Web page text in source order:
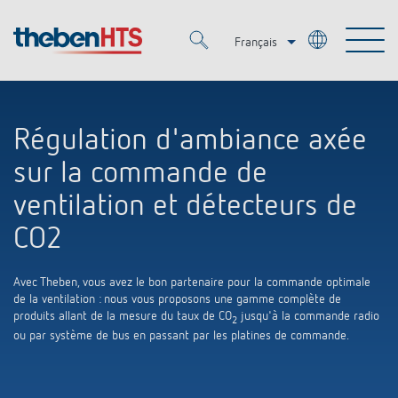
Français
Deutsch
Produits
KNX
DALI
Détecteurs de présence et de mouvement
OEM
OEM Experts
Contrôle du temps et de la lumière
Service
Régulation d'ambiance axée
sur la commande de
ventilation et détecteurs de
CO2
Avec Theben, vous avez le bon partenaire pour la commande optimale
de la ventilation : nous vous proposons une gamme complète de
produits allant de la mesure du taux de CO2 jusqu'à la commande radio
ou par système de bus en passant par les platines de commande.